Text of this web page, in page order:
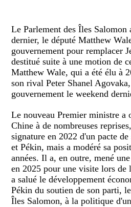
Le Parlement des Îles
dernier, le député Matthew
gouvernement pour remplacer
destitué suite à une motion de
Matthew Wale, qui a été élu à
son rival Peter Shanel
gouvernement le weekend
Le nouveau Premier ministre a
Chine à de nombreuses
signature en 2022 d'un pacte
et Pékin, mais a modéré sa
années. Il a, en outre, mené
en 2025 pour une visite lors de
a salué le développement
Pékin du soutien de son parti,
Îles Salomon, à la politique